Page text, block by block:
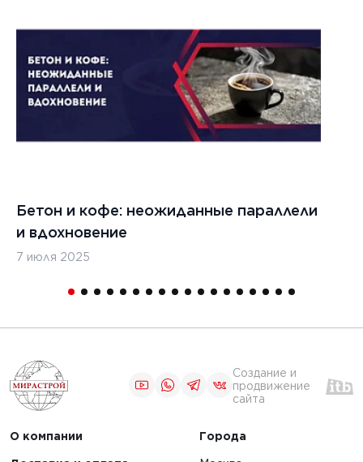
1
Бетон и кофе: неожиданные параллели
и вдохновение
7 июля 2025
Создание и
продвижение
сайта
О компании Города